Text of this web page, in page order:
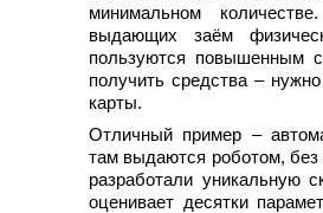
минимальном
выдающих заём
пользуются повышенным
получить средства –
карты.
Отличный пример –
там выдаются роботом,
разработали уникальную
оценивает десятки